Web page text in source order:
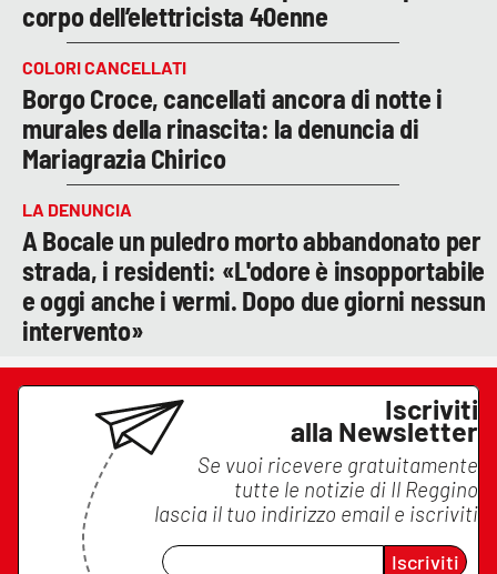
corpo dell’elettricista 40enne
COLORI CANCELLATI
Borgo Croce, cancellati ancora di notte i
murales della rinascita: la denuncia di
Mariagrazia Chirico
LA DENUNCIA
A Bocale un puledro morto abbandonato per
strada, i residenti: «L'odore è insopportabile
e oggi anche i vermi. Dopo due giorni nessun
intervento»
Iscriviti
alla Newsletter
Se vuoi ricevere gratuitamente
tutte le notizie di Il Reggino
lascia il tuo indirizzo email e iscriviti
Iscriviti